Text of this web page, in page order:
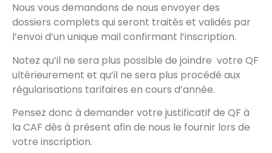
Nous vous demandons de nous envoyer des
dossiers complets qui seront traités et validés par
l’envoi d’un unique mail confirmant l’inscription.
Notez qu’il ne sera plus possible de joindre votre QF
ultérieurement et qu’il ne sera plus procédé aux
régularisations tarifaires en cours d’année.
Pensez donc à demander votre justificatif de QF à
la CAF dès à présent afin de nous le fournir lors de
votre inscription.